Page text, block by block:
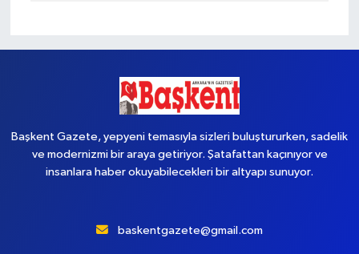
Başkent Gazete, yepyeni temasıyla sizleri buluştururken, sadelik
ve modernizmi bir araya getiriyor. Şatafattan kaçınıyor ve
insanlara haber okuyabilecekleri bir altyapı sunuyor.
baskentgazete@gmail.com